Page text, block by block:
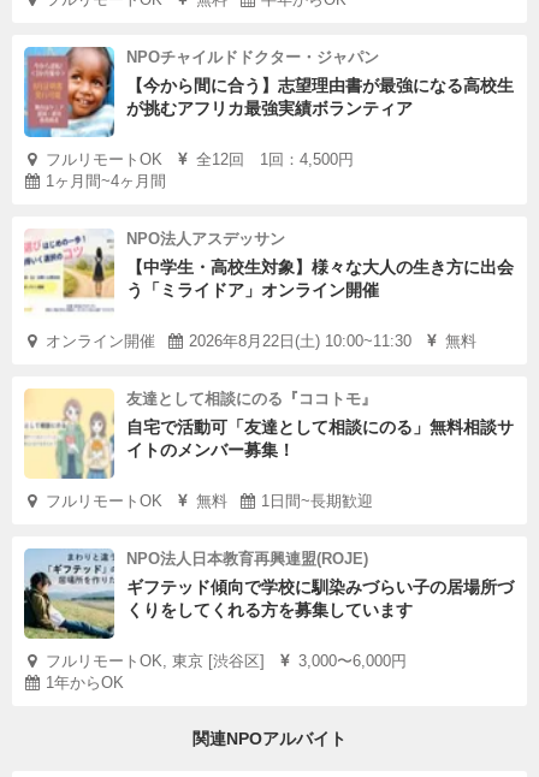
NPOチャイルドドクター・ジャパン
【今から間に合う】志望理由書が最強になる高校生
が挑むアフリカ最強実績ボランティア
フルリモートOK
全12回 1回：4,500円
1ヶ月間~4ヶ月間
NPO法人アスデッサン
【中学生・高校生対象】様々な大人の生き方に出会
う「ミライドア」オンライン開催
オンライン開催 2026年8月22日(土) 10:00~11:30 無料
友達として相談にのる『ココトモ』
自宅で活動可「友達として相談にのる」無料相談サ
イトのメンバー募集！
フルリモートOK 無料 1日間~長期歓迎
NPO法人日本教育再興連盟(ROJE)
ギフテッド傾向で学校に馴染みづらい子の居場所づ
くりをしてくれる方を募集しています
フルリモートOK, 東京 [渋谷区]
3,000〜6,000円
1年からOK
関連NPOアルバイト